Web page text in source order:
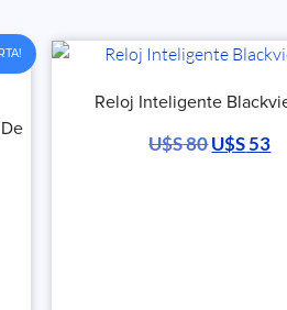
Reloj Inteligente
U$S80U$S53